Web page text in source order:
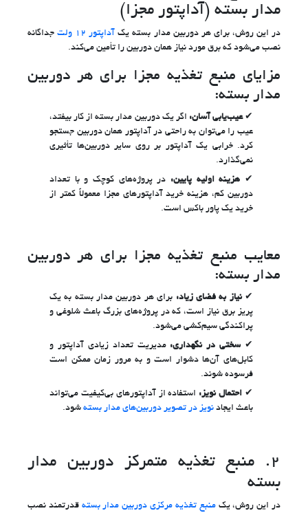
مدار بسته (آداپتور مجزا)
در این روش، برای هر دوربین مدار بسته یک آداپتور ۱۲ ولت
جداگانه
نصب می‌شود که برق مورد نیاز همان دوربین را تأمین می‌کند.
مزایای منبع تغذیه مجزا برای هر دوربین
مدار بسته:
عیب‌یابی آسان: اگر یک دوربین مدار بسته از کار بیفتد،
عیب را می‌توان به راحتی در آداپتور همان دوربین جستجو
کرد. خرابی یک آداپتور بر روی سایر دوربین‌ها تأثیری
نمی‌گذارد.
هزینه اولیه پایین: در پروژه‌های کوچک و با تعداد
دوربین کم، هزینه خرید آداپتورهای مجزا معمولاً کمتر از
خرید یک پاور باکس است.
معایب منبع تغذیه مجزا برای هر دوربین
مدار بسته:
نیاز به فضای زیاد: برای هر دوربین مدار بسته به یک
پریز برق نیاز است، که در پروژه‌های بزرگ باعث شلوغی و
پراکندگی سیم‌کشی می‌شود.
سختی در نگهداری: مدیریت تعداد زیادی آداپتور و
کابل‌های آن‌ها دشوار است و به مرور زمان ممکن است
فرسوده شوند.
احتمال نویز: استفاده از آداپتورهای بی‌کیفیت می‌تواند
باعث ایجاد نویز در تصویر دوربین‌های مدار بسته شود.
۲. منبع تغذیه متمرکز دوربین مدار
بسته
در این روش، یکمنبع تغذیه مرکزی دوربین مدار بسته قدرتمند نصب